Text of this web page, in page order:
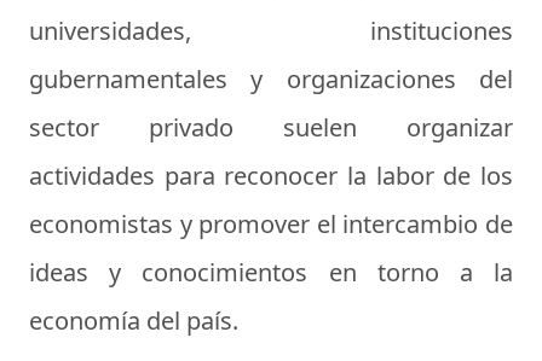
universidades, instituciones
gubernamentales y organizaciones del
sector privado suelen organizar
actividades para reconocer la labor de los
economistas y promover el intercambio de
ideas y conocimientos en torno a la
economía del país.